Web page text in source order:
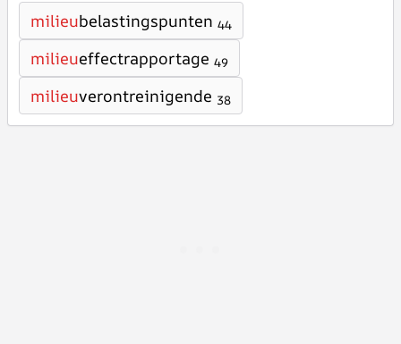
milieubelastingspunten 44
milieueffectrapportage 49
milieuverontreinigende 38